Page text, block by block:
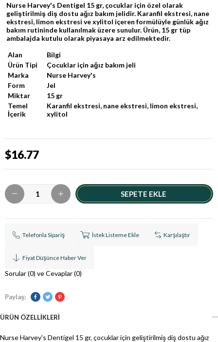
Nurse Harvey's Dentigel 15 gr, çocuklar için özel olarak
geliştirilmiş diş dostu ağız bakım jelidir. Karanfil ekstresi, nane
ekstresi, limon ekstresi ve xylitol içeren formülüyle günlük ağız
bakım rutininde kullanılmak üzere sunulur. Ürün, 15 gr tüp
ambalajda kutulu olarak piyasaya arz edilmektedir.
Alan
Bilgi
Ürün Tipi
Çocuklar için ağız bakım jeli
Marka
Nurse Harvey's
Form
Jel
Miktar
15 gr
Temel
İçerik
Karanfil ekstresi, nane ekstresi, limon ekstresi,
xylitol
$16.77
Telefonla Sipariş İstek Listeme Ekle Karşılaştır
Fiyat Düşünce Haber Ver
Sorular (0) ve Cevaplar (0)
Paylaş:
ÜRÜN ÖZELLIKLERI
Nurse Harvey's Dentigel 15 gr, çocuklar için geliştirilmiş diş dostu ağız